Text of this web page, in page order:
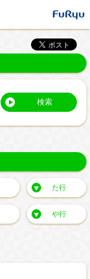
検索
た行
や行